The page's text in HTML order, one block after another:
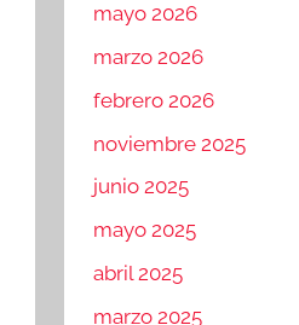
mayo 2026
marzo 2026
febrero 2026
noviembre 2025
junio 2025
mayo 2025
abril 2025
marzo 2025